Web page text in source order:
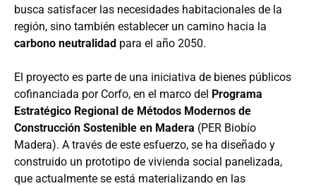
busca satisfacer las necesidades habitacionales de la
región, sino también establecer un camino hacia la
carbono neutralidad para el año 2050.
El proyecto es parte de una iniciativa de bienes públicos
cofinanciada por Corfo, en el marco del Programa
Estratégico Regional de Métodos Modernos de
Construcción Sostenible en Madera (PER Biobío
Madera). A través de este esfuerzo, se ha diseñado y
construido un prototipo de vivienda social panelizada,
que actualmente se está materializando en las